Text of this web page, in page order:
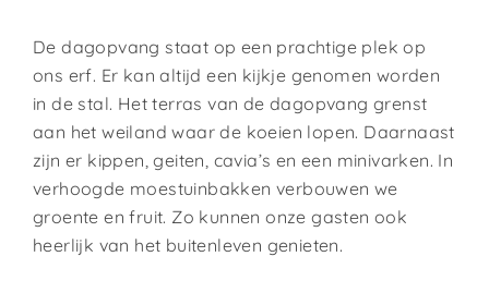
De dagopvang staat op een prachtige plek op
ons erf. Er kan altijd een kijkje genomen worden
in de stal. Het terras van de dagopvang grenst
aan het weiland waar de koeien lopen. Daarnaast
zijn er kippen, geiten, cavia’s en een minivarken. In
verhoogde moestuinbakken verbouwen we
groente en fruit. Zo kunnen onze gasten ook
heerlijk van het buitenleven genieten.